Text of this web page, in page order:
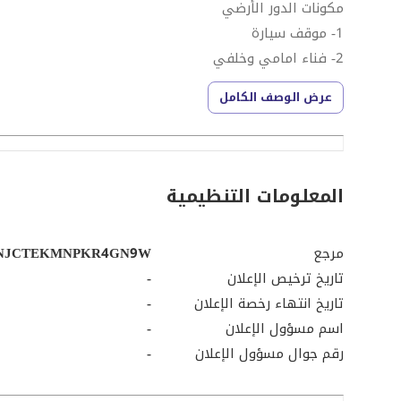
مكونات الدور الأرضي
1- موقف سيارة
2- فناء امامي وخلفي
3- 3 مداخل
4- عدد 1 مجلس
5- مدخل أو مستودع
6- صاله معيشة + طعام
7- مطبخ
8- مجلس نساء او غرفه نوم
10- غرفه نوم
11- عدد دورات المياه 4
12- بيت درج + تأسيس مصعد
الدور الأول
عرض الوصف الكامل
المعلومات التنظيمية
مرجع
تاريخ ترخيص الإعلان
-
تاريخ انتهاء رخصة الإعلان
-
اسم مسؤول الإعلان
-
رقم جوال مسؤول الإعلان
-